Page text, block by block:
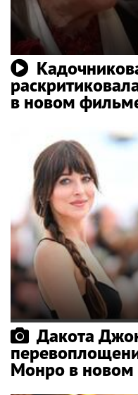
в новом
Дакота
Монро в